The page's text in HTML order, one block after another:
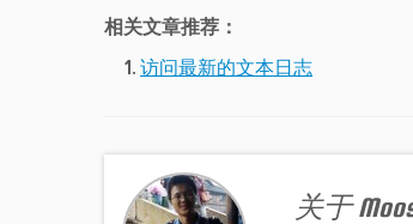
相关文章推荐：
访问最新的文本日志
关于